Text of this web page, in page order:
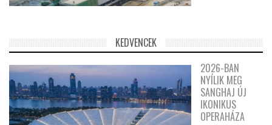
KEDVENCEK
2026-BAN
NYÍLIK MEG
SANGHAJ ÚJ
IKONIKUS
OPERAHÁZA